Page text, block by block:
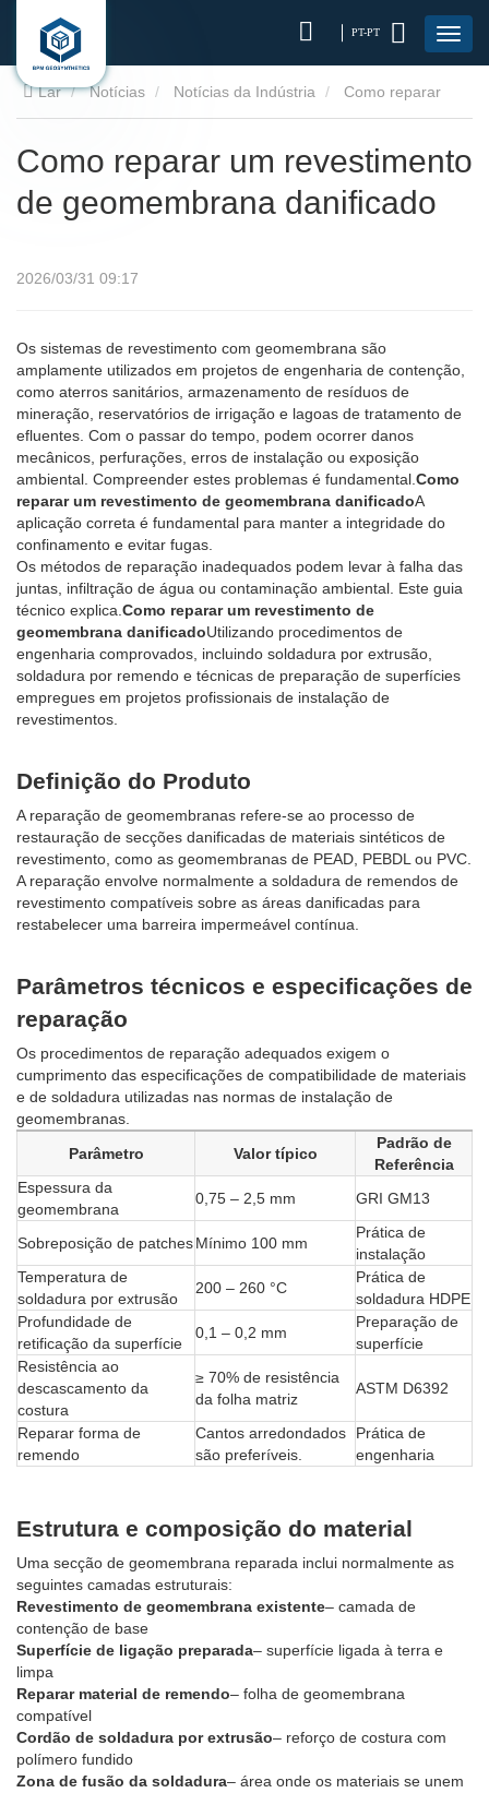
PT-PT
Lar Notícias Notícias da Indústria
Como reparar um revestimento
de geomembrana danificado
2026/03/31 09:17
Os sistemas de revestimento com geomembrana são
amplamente utilizados em projetos de engenharia de contenção,
como aterros sanitários, armazenamento de resíduos de
mineração, reservatórios de irrigação e lagoas de tratamento de
efluentes. Com o passar do tempo, podem ocorrer danos
mecânicos, perfurações, erros de instalação ou exposição
ambiental. Compreender estes problemas é fundamental. Como
reparar um revestimento de geomembrana danificadoA
aplicação correta é fundamental para manter a integridade do
confinamento e evitar fugas.
Os métodos de reparação inadequados podem levar à falha das
juntas, infiltração de água ou contaminação ambiental. Este guia
técnico explica. Como reparar um revestimento de
geomembrana danificadoUtilizando procedimentos de
engenharia comprovados, incluindo soldadura por extrusão,
soldadura por remendo e técnicas de preparação de superfícies
empregues em projetos profissionais de instalação de
revestimentos.
Definição do Produto
A reparação de geomembranas refere-se ao processo de
restauração de secções danificadas de materiais sintéticos de
revestimento, como as geomembranas de PEAD, PEBDL ou PVC.
A reparação envolve normalmente a soldadura de remendos de
revestimento compatíveis sobre as áreas danificadas para
restabelecer uma barreira impermeável contínua.
Parâmetros técnicos e especificações de
reparação
Os procedimentos de reparação adequados exigem o
cumprimento das especificações de compatibilidade de materiais
e de soldadura utilizadas nas normas de instalação de
geomembranas.
Parâmetro
Valor típico
Padrão de
Referência
Espessura da
geomembrana
0,75 – 2,5 mm GRI GM13
Sobreposição de patchesMínimo 100 mm
Prática de
instalação
Temperatura de
soldadura por extrusão
200 – 260 °C
Prática de
soldadura HDPE
Profundidade de
retificação da superfície
0,1 – 0,2 mm
Preparação de
superfície
Resistência ao
descascamento da
costura
≥ 70% de resistência
da folha matriz
ASTM D6392
Reparar forma de
remendo
Cantos arredondados
são preferíveis.
Prática de
engenharia
Estrutura e composição do material
Uma secção de geomembrana reparada inclui normalmente as
seguintes camadas estruturais:
Revestimento de geomembrana existente– camada de
contenção de base
Superfície de ligação preparada– superfície ligada à terra e
limpa
Reparar material de remendo– folha de geomembrana
compatível
Cordão de soldadura por extrusão– reforço de costura com
polímero fundido
Zona de fusão da soldadura– área onde os materiais se unem